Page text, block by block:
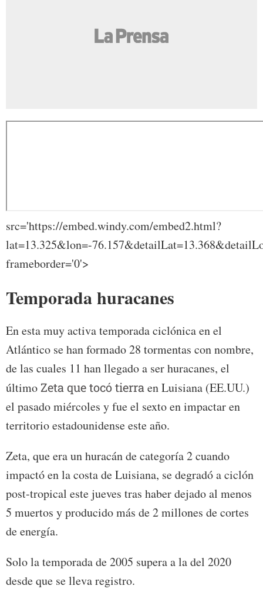
src='https://embed.windy.com/embed2.html?
lat=13.325&lon=-
frameborder='0'>
Temporada huracanes
En esta muy activa temporada ciclónica en el
Atlántico se han formado 28 tormentas con nombre,
de las cuales 11 han llegado a ser huracanes, el
último Zeta que tocó tierra en Luisiana (EE.UU.)
el pasado miércoles y fue el sexto en impactar en
territorio estadounidense este año.
Zeta, que era un huracán de categoría 2 cuando
impactó en la costa de Luisiana, se degradó a ciclón
post-tropical este jueves tras haber dejado al menos
5 muertos y producido más de 2 millones de cortes
de energía.
Solo la temporada de 2005 supera a la del 2020
desde que se lleva registro.